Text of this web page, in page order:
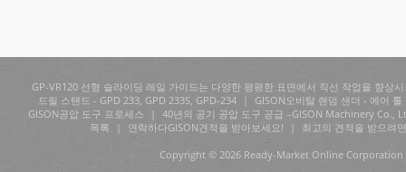
GP-VR120 선형 슬라이딩 레일 가이드는 다양한 평평한 표면에서 직선 작업을 향상
드릴 스탠드 - GPD 233, GPD 233S, GPD-234
GISON오비탈 랜덤 샌더 - 에어 툴
GISON공압 도구 프로세스
| 40년의 공기 공압 도구 공급 –GISON Machinery Co.,
목록
| 연락하다GISON견적을 받아보세요! |
최고의 견적을 받으려
Copyright © 2026 Ready-Market Online